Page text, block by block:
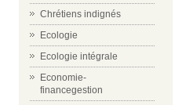
Chrétiens indignés
Ecologie
Ecologie intégrale
Economie-
financegestion